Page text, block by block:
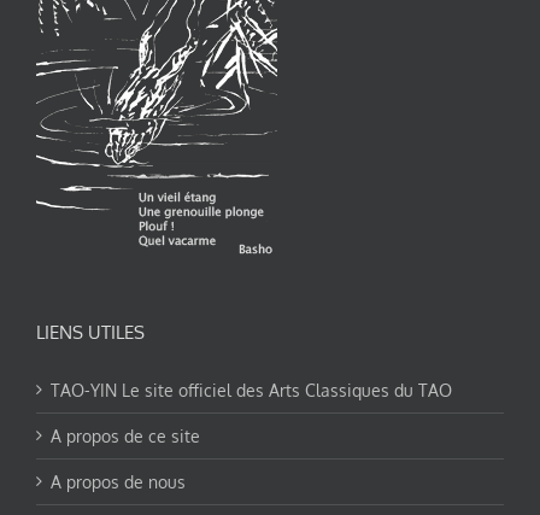
LIENS UTILES
TAO-YIN Le site officiel des Arts Classiques du TAO
A propos de ce site
A propos de nous